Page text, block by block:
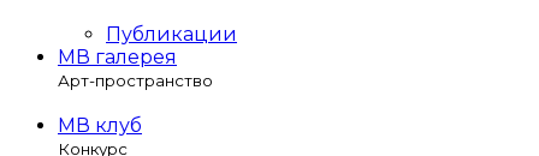
Публикации
МВ галерея
Арт-пространство
МВ клуб
Конкурс